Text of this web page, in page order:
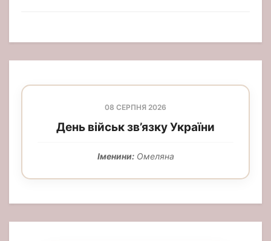
08 СЕРПНЯ 2026
День військ зв’язку України
Іменини:Омеляна